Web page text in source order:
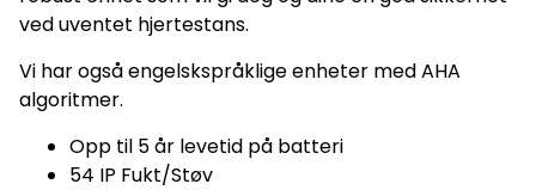
ved uventet hjertestans.
Vi har også engelskspråklige enheter med AHA
algoritmer.
Opp til 5 år levetid på batteri
54 IP Fukt/Støv